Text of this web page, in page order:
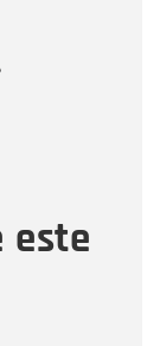
este